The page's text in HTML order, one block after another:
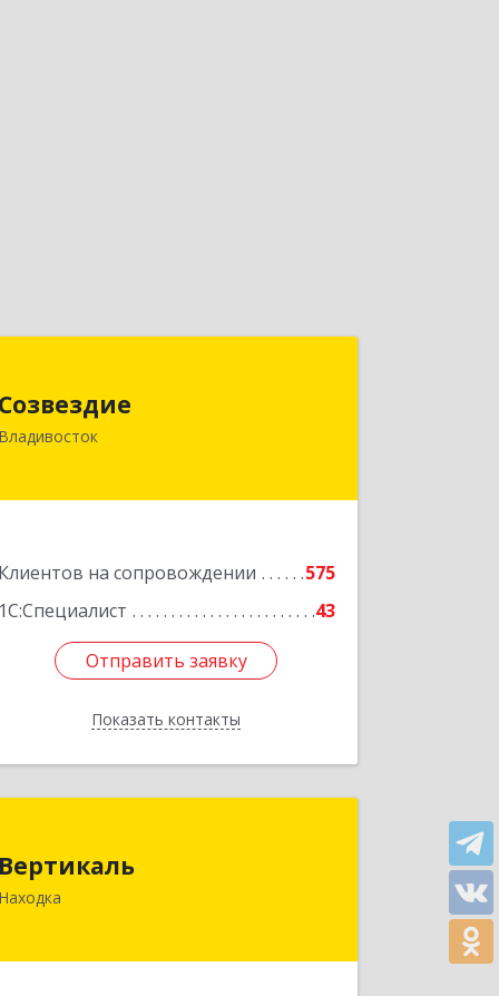
Созвездие
Владивосток
Клиентов на сопровождении
575
1С:Специалист
43
Отправить заявку
Показать контакты
Владивосток г, Тухачевского ул, дом
Отправить заявку
Назад
Вертикаль
Находка
692928, Приморский край, Находка г,
Подробнее